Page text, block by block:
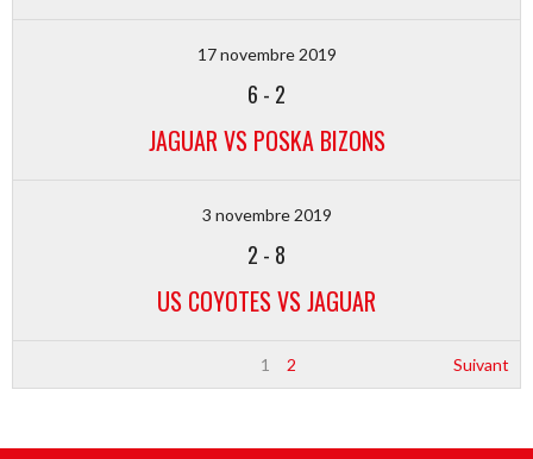
17 novembre 2019
6 - 2
JAGUAR VS POSKA BIZONS
3 novembre 2019
2 - 8
US COYOTES VS JAGUAR
1 2 Suivant